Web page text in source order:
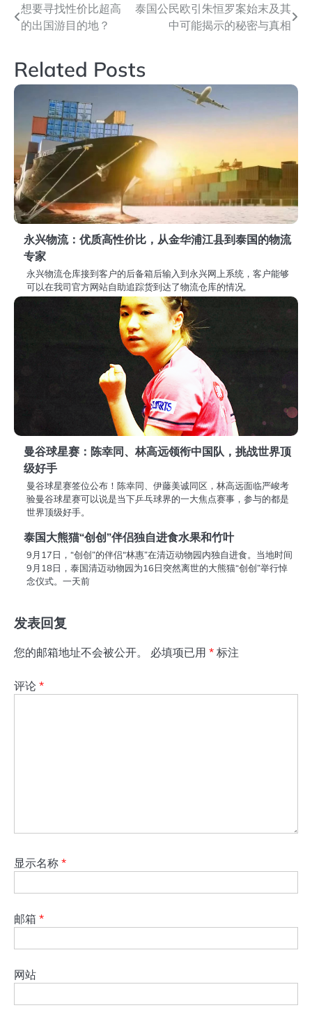
文
章
导
航
想要寻找性价比超高
的出国游目的地？
泰国公民欧引朱恒罗案始末及其
中可能揭示的秘密与真相
Related Posts
永兴物流：优质高性价比，从金华浦江县到泰国的物流
专家
永兴物流仓库接到客户的后备箱后输入到永兴网上系统，客户能够
可以在我司官方网站自助追踪货到达了物流仓库的情况,
曼谷球星赛：陈幸同、林高远领衔中国队，挑战世界顶
级好手
曼谷球星赛签位公布！陈幸同、伊藤美诚同区，林高远面临严峻考
验曼谷球星赛可以说是当下乒乓球界的一大焦点赛事，参与的都是
世界顶级好手。
泰国大熊猫“创创”伴侣独自进食水果和竹叶
9月17日，“创创”的伴侣“林惠”在清迈动物园内独自进食。当地时间
9月18日，泰国清迈动物园为16日突然离世的大熊猫“创创”举行悼
念仪式。一天前
发表回复
您的邮箱地址不会被公开。 必填项已用 * 标注
评论 *
显示名称 *
邮箱 *
网站